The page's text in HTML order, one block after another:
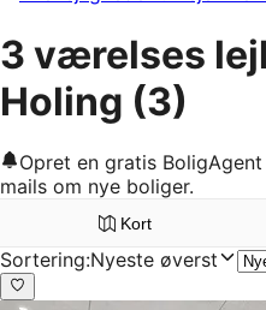
3 værelses
Holing (3)
Opret en gratis
mails om nye boliger.
Kort
Sortering:Nyeste øverst